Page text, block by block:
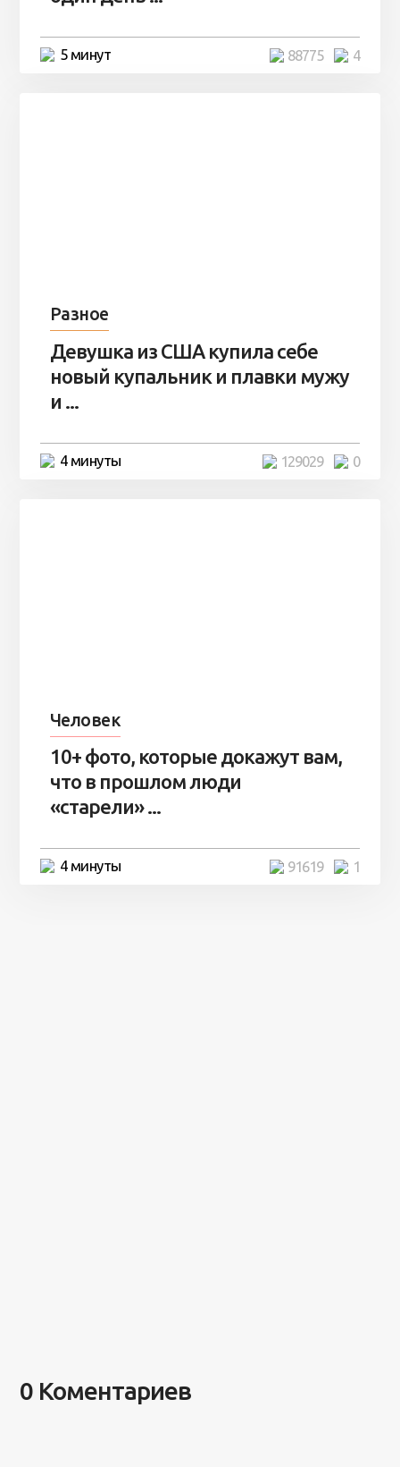
5 минут 4
88775
Разное
Девушка из США купила себе
новый купальник и плавки мужу
и ...
4 минуты 0
129029
Человек
10+ фото, которые докажут вам,
что в прошлом люди
«старели» ...
4 минуты 1
91619
0 Коментариев